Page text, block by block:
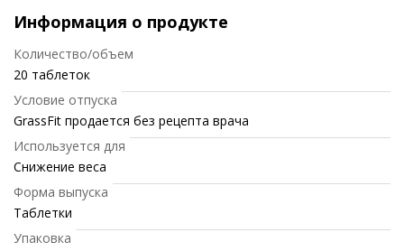
Информация о продукте
Количество/объем
20 таблеток
Условие отпуска
GrassFit продается без рецепта врача
Используется для
Снижение веса
Форма выпуска
Таблетки
Упаковка